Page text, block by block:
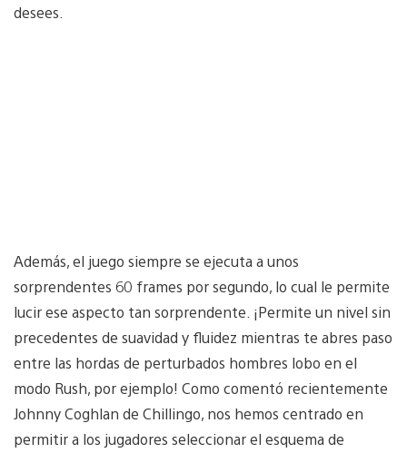
desees.
Además, el juego siempre se ejecuta a unos
sorprendentes 60 frames por segundo, lo cual le permite
lucir ese aspecto tan sorprendente. ¡Permite un nivel sin
precedentes de suavidad y fluidez mientras te abres paso
entre las hordas de perturbados hombres lobo en el
modo Rush, por ejemplo! Como comentó recientemente
Johnny Coghlan de Chillingo, nos hemos centrado en
permitir a los jugadores seleccionar el esquema de